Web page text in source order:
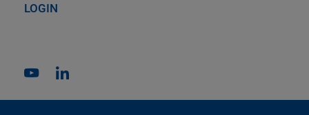
LOGIN